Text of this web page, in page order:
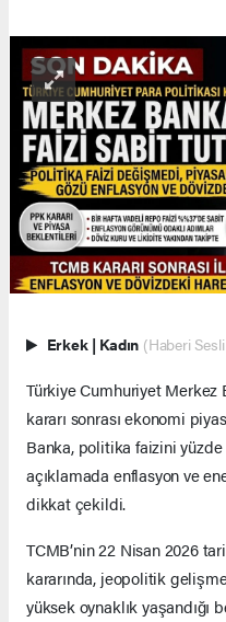
Erkek | Kadın (Haberi
Türkiye Cumhuriyet Merkez
kararı sonrası ekonomi
Banka, politika faizini yüzde
açıklamada enflasyon ve
dikkat çekildi.
TCMB’nin 22 Nisan 2026
kararında, jeopolitik
yüksek oynaklık yaşandığı